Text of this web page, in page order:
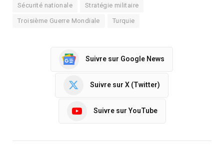
Sécurité nationale Stratégie militaire
Troisième Guerre Mondiale Turquie
Suivre sur Google News
Suivre sur X (Twitter)
Suivre sur YouTube